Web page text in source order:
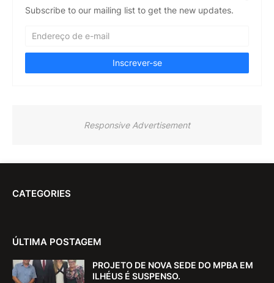
Subscribe to our mailing list to get the new updates.
Responsive Advertisement
CATEGORIES
ÚLTIMA POSTAGEM
PROJETO DE NOVA SEDE DO MPBA EM
ILHÉUS É SUSPENSO.